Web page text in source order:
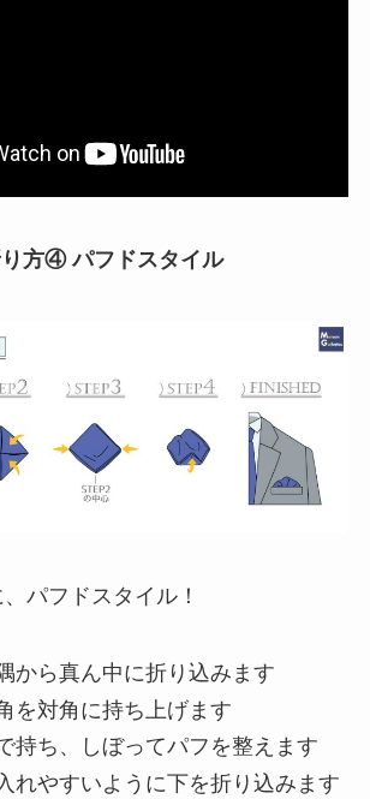
方④ パフドスタイル
パフドスタイル！
から真ん中に折り込みます
を対角に持ち上げます
持ち、しぼってパフを整えます
れやすいように下を折り込みます